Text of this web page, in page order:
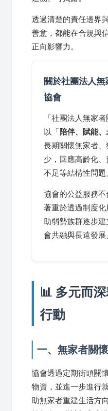
透過清楚的責任邊界
善意，都能在合規與
正向影響力。
關於社團法人
協會
「社團法人無家
以「陪伴、賦能
長期關懷無家者
少，回應高齡化
不足等結構性問題
協會的公益服務
著重於透過制度
助弱勢族群逐步
會共融與長遠發展
📊 多元而
行動
一、無家者關
協會透過定期街頭關
物資，並進一步進行
助無家者重建生活方